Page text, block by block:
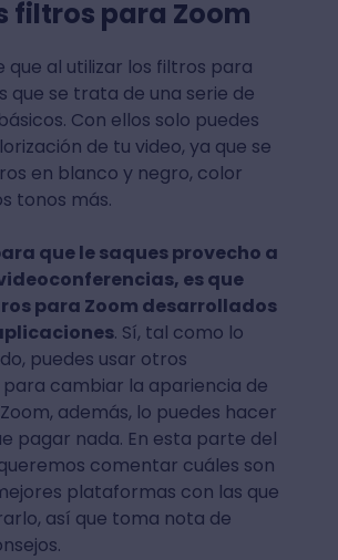
filtros para Zoom
que al utilizar los filtros para
que se trata de una serie de
Con ellos solo puedes
de tu video, ya que se
en blanco y negro, color
tonos más.
que le saques provecho a
es que
para Zoom desarrollados
. Sí, tal como lo
puedes usar otros
cambiar la apariencia de
además, lo puedes hacer
pagar nada. En esta parte del
comentar cuáles son
plataformas con las que
así que toma nota de